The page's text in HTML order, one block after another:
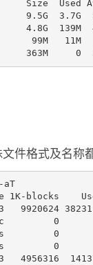
Size  Used
9.5G  3.7G
4.8G  139M
99M   11M
件格式及名称
aT
1K-blocks
9920624
0
0
0
4956316